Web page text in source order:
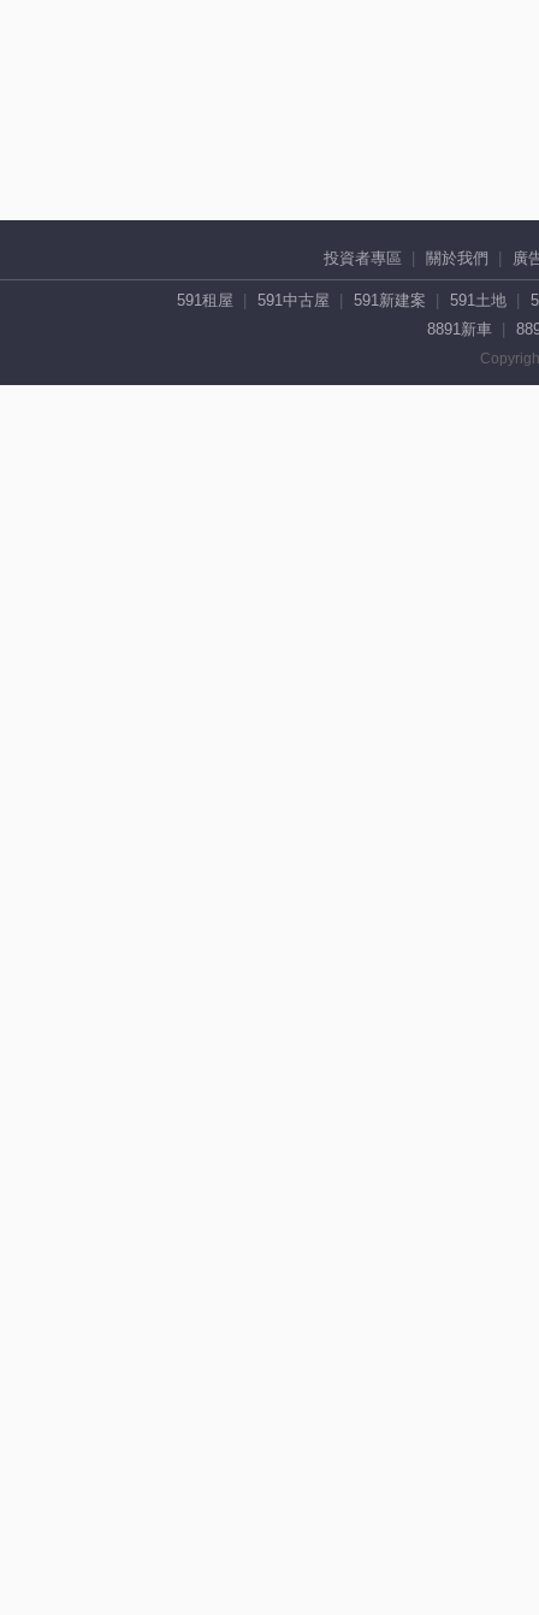
投資者專區 關於我們 廣
591租屋 591中古屋 591新建案 591土地
8891新車